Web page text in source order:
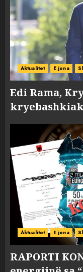
Aktualitet E jona
Edi Rama,
Aktualitet E jona
RAPORTI